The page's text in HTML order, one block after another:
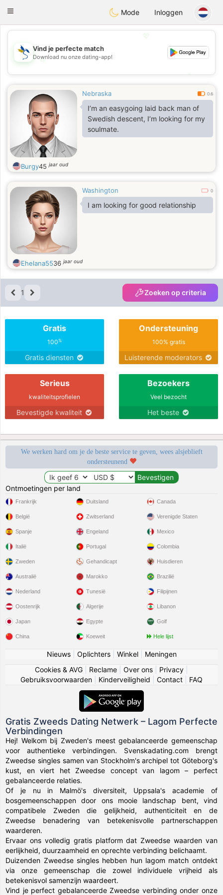
SvenskaDating
Toggle
Mode Inloggen
💖
💕
Vind je perfecte match
Download nu onze dating-app!
Nebraska 0.6
I’m an easygoing laid back man of
Swedish descent, I’m looking for my
soulmate.
Burgy45jaar oud
Washington 0
I am looking for good relationship
Ehelana5536jaar oud
1 Zoeken op criteria
Gratis
100%
Gratis diensten
Ondersteuning
100% gratis
Luisterende moderators
Serieus
kwaliteitsprofielen
Bevestigde kwaliteit
Bezoekers
Veel bezocht
Het beste
We werken hard om je de beste service te geven, wees alsjeblieft
ondersteunend
Ontmoetingen per land
Frankrijk
België
Spanje
Italië
Zweden
Duitsland
Zwitserland
Engeland
Portugal
Gehandicapt
Canada
Verenigde Staten
Mexico
Colombia
Huisdieren
Australië
Nederland
Oostenrijk
Japan
China
Marokko
Tunesië
Algerije
Egypte
Koeweit
Brazilië
Filipijnen
Libanon
Golf
Hele lijst
Nieuws| Oplichters| Winkel| Meningen
Cookies & AVG
Reclame Over ons Privacy
Gebruiksvoorwaarden
Kinderveiligheid Contact FAQ
Gratis Zweeds Dating Netwerk – Lagom Perfecte
Verbindingen
Hej! Welkom bij Zweden's meest gebalanceerde gemeenschap
voor authentieke verbindingen. Svenskadating.com brengt
Zweedse singles samen van Stockholm's archipel tot Göteborg's
kust, en viert het Zweedse concept van lagom – perfect
gebalanceerde relaties.
Of je nu in Malmö's diversiteit, Uppsala's academie of
bosgemeenschappen door ons mooie landschap bent, vind
compatibele Zweden die gelijkheid, authenticiteit en de
Zweedse benadering van betekenisvolle partnerschappen
waarderen.
Ervaar ons volledig gratis platform dat Zweedse waarden van
eerlijkheid, duurzaamheid en oprechte verbinding belichaamt.
Duizenden Zweedse singles hebben hun lagom match ontdekt
via onze gemeenschap die zowel individuele vrijheid als
betekenisvol samenzijn waardeert.
Vind je perfect gebalanceerde Zweedse verbinding onder onze